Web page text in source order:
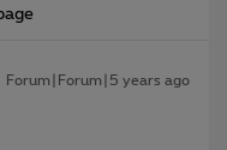
Forum|Forum|5 years ago